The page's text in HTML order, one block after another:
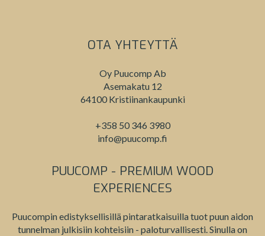
OTA YHTEYTTÄ
Oy Puucomp Ab
Asemakatu 12
64100 Kristiinankaupunki
+358 50 346 3980
info@puucomp.fi
PUUCOMP - PREMIUM WOOD
EXPERIENCES
Puucompin edistyksellisillä pintaratkaisuilla tuot puun aidon
tunnelman julkisiin kohteisiin - paloturvallisesti. Sinulla on